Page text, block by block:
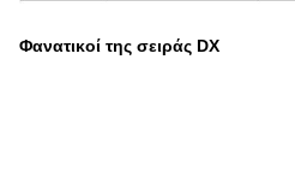
Φανατικοί της σειράς DX